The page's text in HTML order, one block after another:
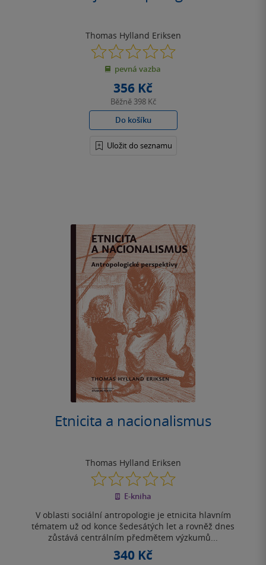
Thomas Hylland Eriksen
0.0
z
5
pevná vazba
356 Kč
Běžně 398 Kč
Do košíku
Uložit do seznamu
Etnicita a nacionalismus
Thomas Hylland Eriksen
0.0
z
5
E-kniha
V oblasti sociální antropologie je etnicita hlavním
tématem už od konce šedesátých let a rovněž dnes
zůstává centrálním předmětem výzkumů...
340 Kč